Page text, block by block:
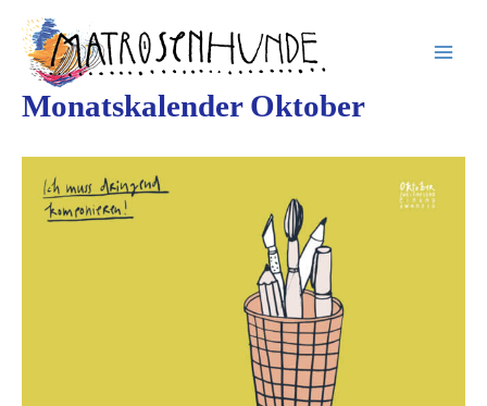
springen
Inhalt
springen
Monatskalender Oktober